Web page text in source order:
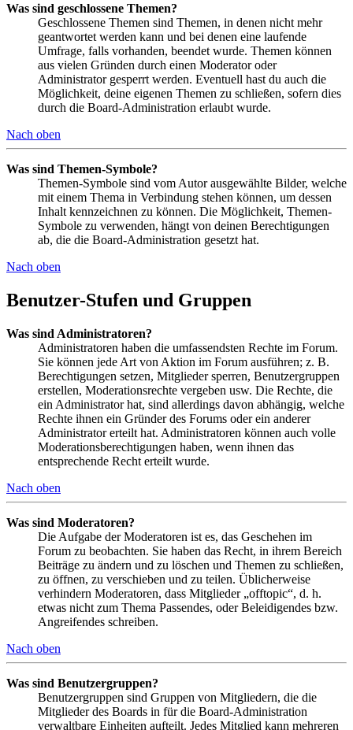
Was sind geschlossene Themen?
Geschlossene Themen sind Themen, in denen nicht mehr
geantwortet werden kann und bei denen eine laufende
Umfrage, falls vorhanden, beendet wurde. Themen können
aus vielen Gründen durch einen Moderator oder
Administrator gesperrt werden. Eventuell hast du auch die
Möglichkeit, deine eigenen Themen zu schließen, sofern dies
durch die Board-Administration erlaubt wurde.
Nach oben
Was sind Themen-Symbole?
Themen-Symbole sind vom Autor ausgewählte Bilder, welche
mit einem Thema in Verbindung stehen können, um dessen
Inhalt kennzeichnen zu können. Die Möglichkeit, Themen-
Symbole zu verwenden, hängt von deinen Berechtigungen
ab, die die Board-Administration gesetzt hat.
Nach oben
Benutzer-Stufen und Gruppen
Was sind Administratoren?
Administratoren haben die umfassendsten Rechte im Forum.
Sie können jede Art von Aktion im Forum ausführen; z. B.
Berechtigungen setzen, Mitglieder sperren, Benutzergruppen
erstellen, Moderationsrechte vergeben usw. Die Rechte, die
ein Administrator hat, sind allerdings davon abhängig, welche
Rechte ihnen ein Gründer des Forums oder ein anderer
Administrator erteilt hat. Administratoren können auch volle
Moderationsberechtigungen haben, wenn ihnen das
entsprechende Recht erteilt wurde.
Nach oben
Was sind Moderatoren?
Die Aufgabe der Moderatoren ist es, das Geschehen im
Forum zu beobachten. Sie haben das Recht, in ihrem Bereich
Beiträge zu ändern und zu löschen und Themen zu schließen,
zu öffnen, zu verschieben und zu teilen. Üblicherweise
verhindern Moderatoren, dass Mitglieder „offtopic“, d. h.
etwas nicht zum Thema Passendes, oder Beleidigendes bzw.
Angreifendes schreiben.
Nach oben
Was sind Benutzergruppen?
Benutzergruppen sind Gruppen von Mitgliedern, die die
Mitglieder des Boards in für die Board-Administration
verwaltbare Einheiten aufteilt. Jedes Mitglied kann mehreren